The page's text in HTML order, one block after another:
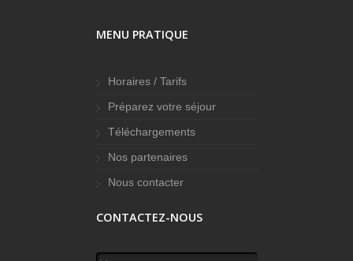
MENU PRATIQUE
Horaires / Tarifs
Préparez votre séjour
Téléchargements
Nos partenaires
Nous contacter
CONTACTEZ-NOUS